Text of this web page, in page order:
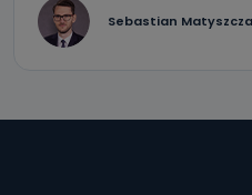
Sebastian